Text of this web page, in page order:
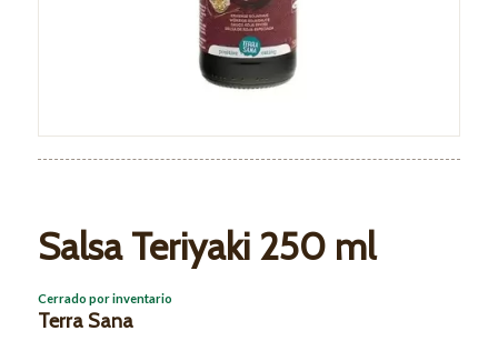
Salsa Teriyaki 250 ml
Cerrado por inventario
Terra Sana